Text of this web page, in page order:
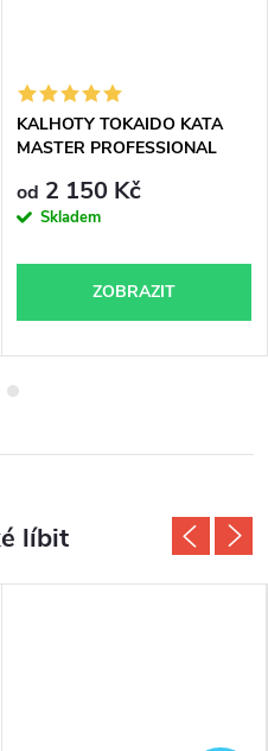
KALHOTY TOKAIDO KATA
MASTER PROFESSIONAL
od 2 150 Kč
Skladem
ZOBRAZIT